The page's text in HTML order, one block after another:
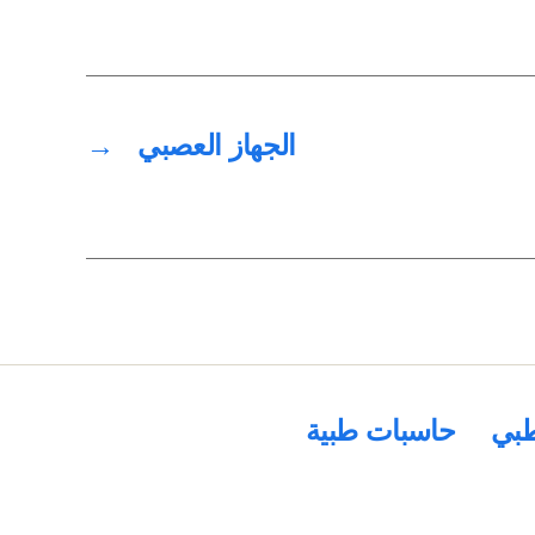
→ الجهاز العصبي
حاسبات طبية